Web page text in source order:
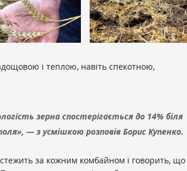
і теплою, навіть спекотною,
зерна спостерігається до 14% біля
— з усмішкою розповів Борис Купенко.
за кожним комбайном і говорить, що